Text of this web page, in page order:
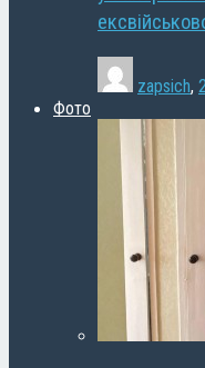
zapsich,
Фото